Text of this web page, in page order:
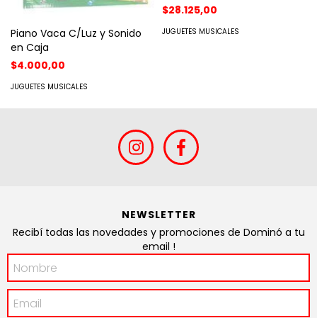
Piano Vaca C/Luz y Sonido
en Caja
$4.000,00
JUGUETES MUSICALES
$28.125,00
JUGUETES MUSICALES
NEWSLETTER
Recibí todas las novedades y promociones de Dominó a tu
email !